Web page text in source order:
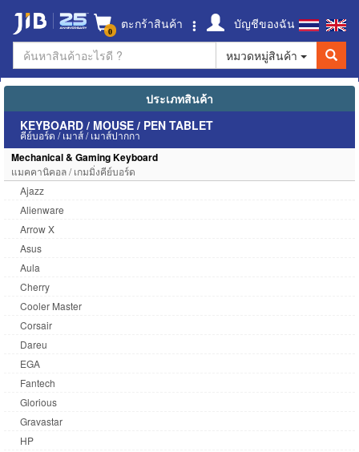
0 ตะกร้าสินค้า
บัญชีของฉัน
หมวดหมู่สินค้า
ประเภทสินค้า
KEYBOARD / MOUSE / PEN TABLET
คีย์บอร์ด / เมาส์ / เมาส์ปากกา
Mechanical & Gaming Keyboard
แมคคานิคอล / เกมมิ่งคีย์บอร์ด
Ajazz
Alienware
Arrow X
Asus
Aula
Cherry
Cooler Master
Corsair
Dareu
EGA
Fantech
Glorious
Gravastar
HP